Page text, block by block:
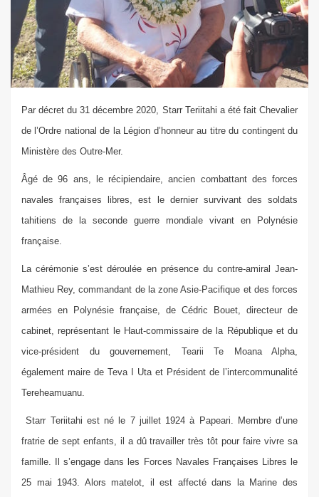
Par décret du 31 décembre 2020, Starr Teriitahi a été fait Chevalier
de l’Ordre national de la Légion d’honneur au titre du contingent du
Ministère des Outre-Mer.
Âgé de 96 ans, le récipiendaire, ancien combattant des forces
navales françaises libres, est le dernier survivant des soldats
tahitiens de la seconde guerre mondiale vivant en Polynésie
française.
La cérémonie s’est déroulée en présence du contre-amiral Jean-
Mathieu Rey, commandant de la zone Asie-Pacifique et des forces
armées en Polynésie française, de Cédric Bouet, directeur de
cabinet, représentant le Haut-commissaire de la République et du
vice-président du gouvernement, Tearii Te Moana Alpha,
également maire de Teva I Uta et Président de l’intercommunalité
Tereheamuanu.
Starr Teriitahi est né le 7 juillet 1924 à Papeari. Membre d’une
fratrie de sept enfants, il a dû travailler très tôt pour faire vivre sa
famille.
Il s’engage dans les Forces Navales Françaises Libres le
25 mai 1943. Alors matelot, il est affecté dans la Marine des